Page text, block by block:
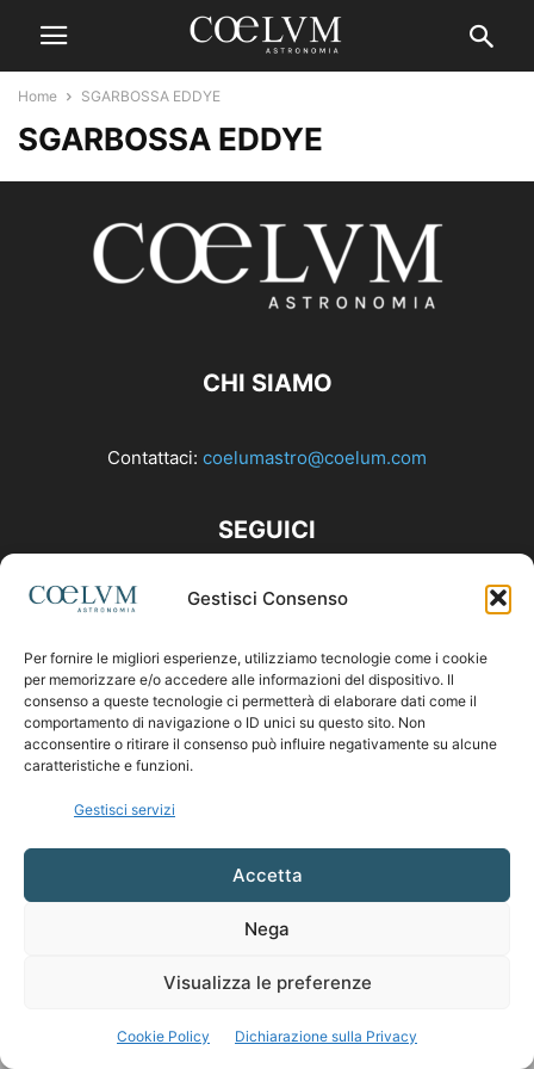
Gestisci Consenso
Per fornire le migliori esperienze, utilizziamo tecnologie come i cookie
per memorizzare e/o accedere alle informazioni del dispositivo. Il
consenso a queste tecnologie ci permetterà di elaborare dati come il
comportamento di navigazione o ID unici su questo sito. Non
acconsentire o ritirare il consenso può influire negativamente su alcune
caratteristiche e funzioni.
Gestisci servizi
Accetta
Nega
Visualizza le preferenze
Cookie Policy Dichiarazione sulla Privacy
Home SGARBOSSA EDDYE
SGARBOSSA EDDYE
CHI SIAMO
Contattaci: coelumastro@coelum.com
SEGUICI